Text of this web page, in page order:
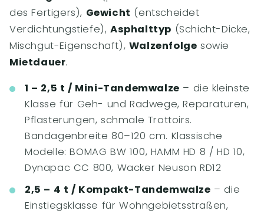
des Fertigers), Gewicht (entscheidet
Verdichtungstiefe),Asphalttyp (Schicht-Dicke,
Mischgut-Eigenschaft), Walzenfolge sowie
Mietdauer.
1 – 2,5 t / Mini-Tandemwalze – die kleinste
Klasse für Geh- und Radwege, Reparaturen,
Pflasterungen, schmale Trottoirs.
Bandagenbreite 80–120 cm. Klassische
Modelle: BOMAG BW 100, HAMM HD 8 / HD 10,
Dynapac CC 800, Wacker Neuson RD12
2,5 – 4 t / Kompakt-Tandemwalze – die
Einstiegsklasse für Wohngebietsstraßen,